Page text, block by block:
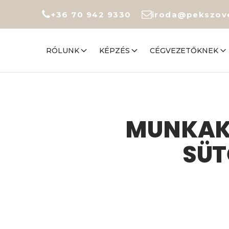
+36 70 942 9330
RÓLUNK KÉPZÉS CÉGVEZETŐKNEK